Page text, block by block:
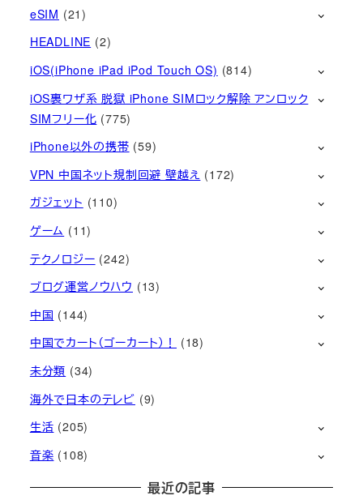
eSIM (21)
HEADLINE (2)
iOS(iPhone iPad iPod Touch OS) (814)
iOS裏ワザ系 脱獄 iPhone SIMロック解除 アンロック
SIMフリー化 (775)
iPhone以外の携帯 (59)
VPN 中国ネット規制回避 壁越え (172)
ガジェット (110)
ゲーム (11)
テクノロジー (242)
ブログ運営ノウハウ (13)
中国 (144)
中国でカート（ゴーカート）！
(18)
未分類 (34)
海外で日本のテレビ (9)
生活 (205)
音楽 (108)
最近の記事